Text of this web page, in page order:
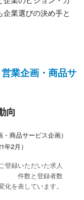
業選びの決め手と
業企画・商品サ
向
登録いただいた求人
件数と登録者数
を表しています。